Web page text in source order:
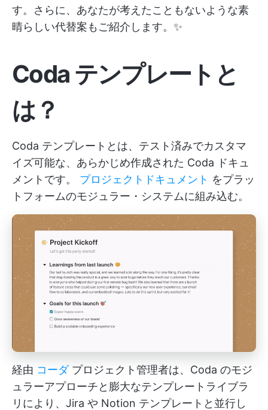
す。さらに、あなたが考えたこともないような素
晴らしい代替案もご紹介します。✨
Coda テンプレートと
は？
Coda テンプレートとは、テスト済みでカスタマ
イズ可能な、あらかじめ作成された Coda ドキュ
メントです。 プロジェクトドキュメント をプラッ
トフォームのモジュラー・システムに組み込む。
経由 コーダプロジェクト管理者は、Coda のモジ
ュラーアプローチと膨大なテンプレートライブラ
リにより、Jira や Notion テンプレートと並行し